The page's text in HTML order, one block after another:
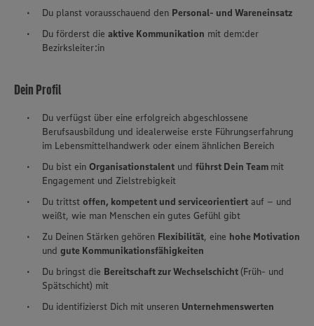
Du planst vorausschauend den Personal- und Wareneinsatz
Du förderst die aktive Kommunikation mit dem:der
Bezirksleiter:in
Dein Profil
Du verfügst über eine erfolgreich abgeschlossene
Berufsausbildung und idealerweise erste Führungserfahrung
im Lebensmittelhandwerk oder einem ähnlichen Bereich
Du bist ein Organisationstalent und führst Dein Team mit
Engagement und Zielstrebigkeit
Du trittst offen, kompetent und serviceorientiert auf – und
weißt, wie man Menschen ein gutes Gefühl gibt
Zu Deinen Stärken gehören Flexibilität, eine hohe Motivation
und gute Kommunikationsfähigkeiten
Du bringst die Bereitschaft zur Wechselschicht(Früh- und
Spätschicht) mit
Du identifizierst Dich mit unseren Unternehmenswerten